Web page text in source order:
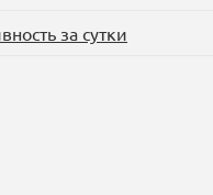
за сутки